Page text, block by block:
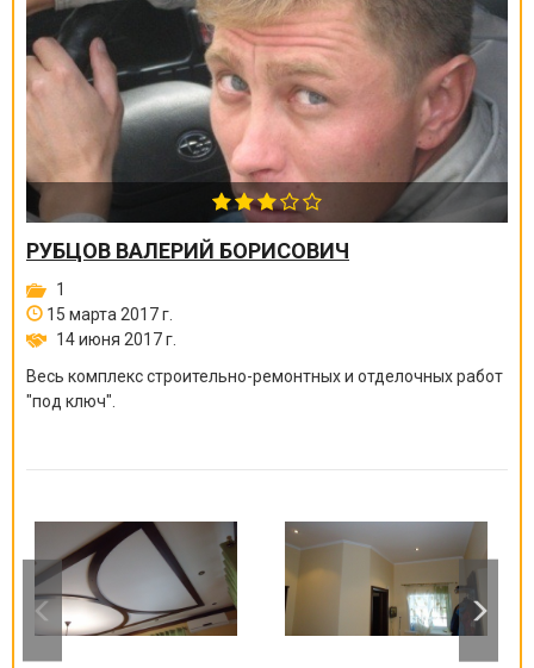
РУБЦОВ ВАЛЕРИЙ БОРИСОВИЧ
1
15 марта 2017 г.
14 июня 2017 г.
Весь комплекс строительно-ремонтных и отделочных работ
"под ключ".